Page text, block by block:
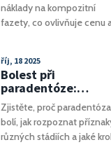
náklady na kompozitní
fazety, co ovlivňuje cenu a
říj, 18 2025
Bolest při
paradentóze:
příznaky, příčiny a
úleva
Zjistěte, proč paradentóza
bolí, jak rozpoznat
různých stádiích a jaké